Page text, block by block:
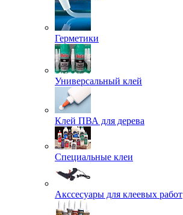
Герметики
Универсальный клей
Клей ПВА для дерева
Специальные клеи
Акссесуары для клеевых работ